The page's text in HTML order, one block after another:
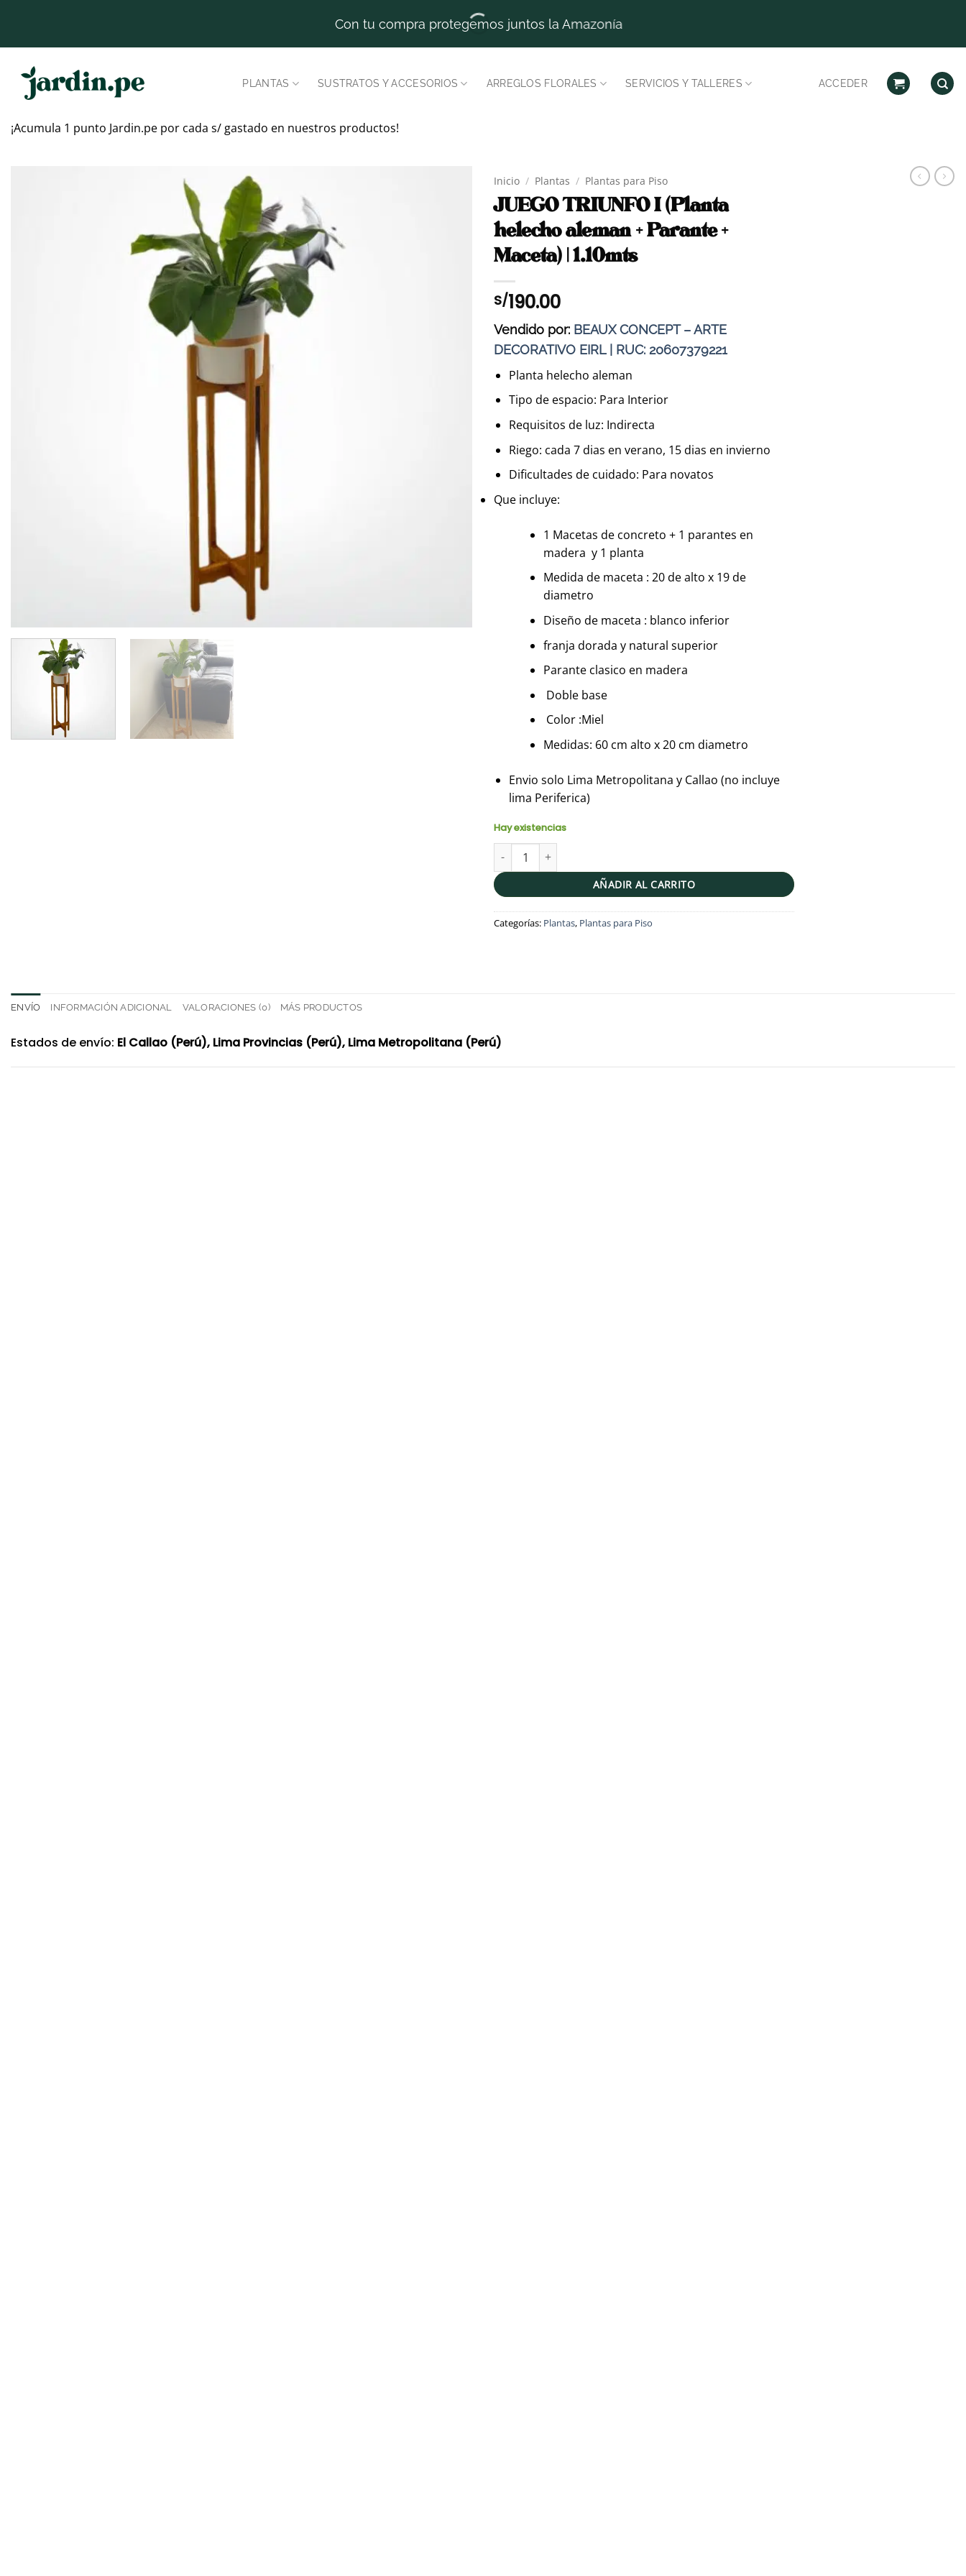
contenido
Con tu compra protegemos juntos la Amazonía
PLANTAS SUSTRATOS Y ACCESORIOS ARREGLOS FLORALES SERVICIOS Y TALLERES ACCEDER
¡Acumula 1 punto Jardin.pe por cada s/ gastado en nuestros productos!
Inicio / Plantas / Plantas para Piso
JUEGO TRIUNFO I (Planta
helecho aleman + Parante +
Maceta) | 1.10mts
S/190.00
Vendido por: BEAUX CONCEPT – ARTE
DECORATIVO EIRL | RUC: 20607379221
Planta helecho aleman
Tipo de espacio: Para Interior
Requisitos de luz: Indirecta
Riego: cada 7 dias en verano, 15 dias en invierno
Dificultades de cuidado: Para novatos
Que incluye:
1 Macetas de concreto + 1 parantes en
madera y 1 planta
Medida de maceta : 20 de alto x 19 de
diametro
Diseño de maceta : blanco inferior
franja dorada y natural superior
Parante clasico en madera
Doble base
Color :Miel
Medidas: 60 cm alto x 20 cm diametro
Envio solo Lima Metropolitana y Callao (no incluye
lima Periferica)
Hay existencias
JUEGO TRIUNFO I (Planta helecho aleman + Parante + Maceta) | 1.10mts cantidad
AÑADIR AL CARRITO
Categorías: Plantas, Plantas para Piso
ENVÍO INFORMACIÓN ADICIONAL VALORACIONES (0) MÁS PRODUCTOS
Estados de envío: El Callao (Perú), Lima Provincias (Perú), Lima Metropolitana (Perú)